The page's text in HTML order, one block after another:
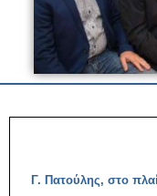
Γ. Πατούλης, στο